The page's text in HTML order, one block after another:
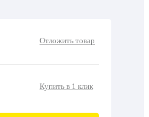
Отложить товар
Купить в 1 клик